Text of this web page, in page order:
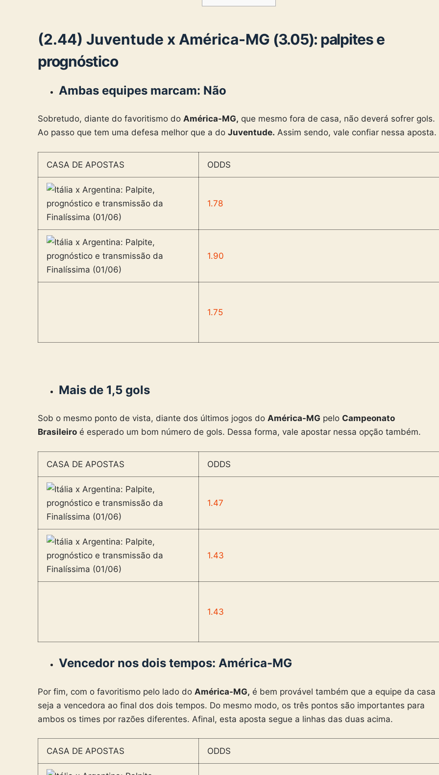
(2.44) Juventude x América-MG (3.05): palpites e
prognóstico
Ambas equipes marcam: Não
Sobretudo, diante do favoritismo do América-MG, que mesmo fora de casa, não deverá sofrer gols.
Ao passo que tem uma defesa melhor que a do Juventude. Assim sendo, vale confiar nessa aposta.
CASA DE APOSTAS ODDS
1.78
1.90
1.75
Mais de 1,5 gols
Sob o mesmo ponto de vista, diante dos últimos jogos do América-MG pelo Campeonato
Brasileiro é esperado um bom número de gols. Dessa forma, vale apostar nessa opção também.
CASA DE APOSTAS ODDS
1.47
1.43
1.43
Vencedor nos dois tempos: América-MG
Por fim, com o favoritismo pelo lado do América-MG, é bem provável também que a equipe da casa
seja a vencedora ao final dos dois tempos. Do mesmo modo, os três pontos são importantes para
ambos os times por razões diferentes. Afinal, esta aposta segue a linhas das duas acima.
CASA DE APOSTAS ODDS